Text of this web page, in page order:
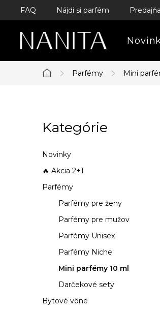
Prejsť
obsah
FAQ Nájdi si parfém Predajňa
Domov
Parfémy Mini
o
č
n
ý
l
Preskočiť
kategórie
Kategórie
Novinky
🔥 Akcia 2+1
Parfémy
Parfémy pre ženy
Parfémy pre mužov
Parfémy Unisex
Parfémy Niche
Mini parfémy 10 ml
Darčekové sety
Bytové vône